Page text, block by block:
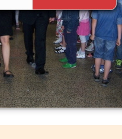
Zpět